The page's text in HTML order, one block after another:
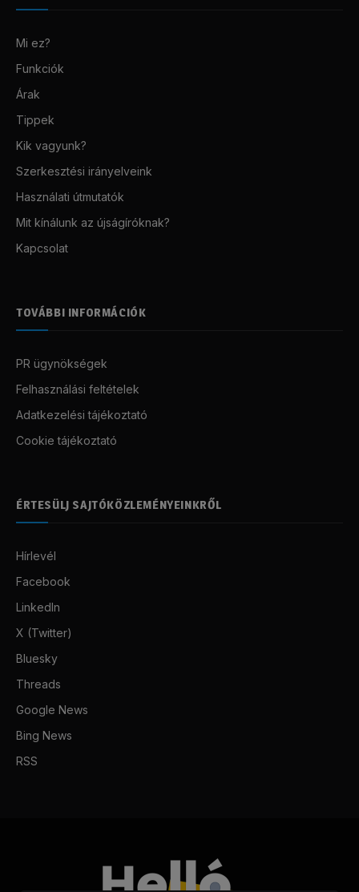
Mi ez?
Funkciók
Árak
Tippek
Kik vagyunk?
Szerkesztési irányelveink
Használati útmutatók
Mit kínálunk az újságíróknak?
Kapcsolat
TOVÁBBI INFORMÁCIÓK
PR ügynökségek
Felhasználási feltételek
Adatkezelési tájékoztató
Cookie tájékoztató
ÉRTESÜLJ SAJTÓKÖZLEMÉNYEINKRŐL
Hírlevél
Facebook
LinkedIn
X (Twitter)
Bluesky
Threads
Google News
Bing News
RSS